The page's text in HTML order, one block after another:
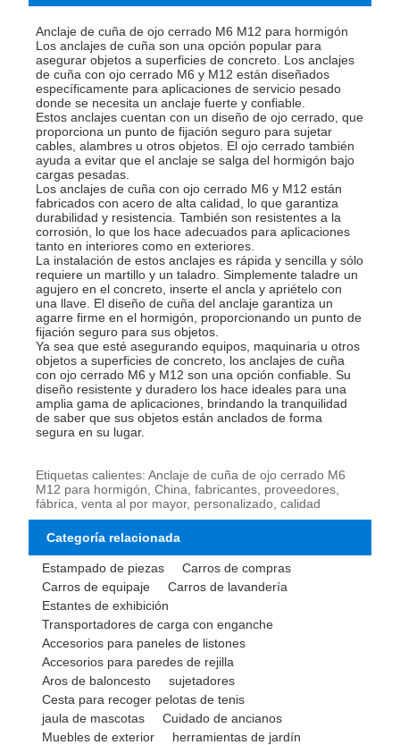
Anclaje de cuña de ojo cerrado M6 M12 para hormigón
Los anclajes de cuña son una opción popular para
asegurar objetos a superficies de concreto. Los anclajes
de cuña con ojo cerrado M6 y M12 están diseñados
específicamente para aplicaciones de servicio pesado
donde se necesita un anclaje fuerte y confiable.
Estos anclajes cuentan con un diseño de ojo cerrado, que
proporciona un punto de fijación seguro para sujetar
cables, alambres u otros objetos. El ojo cerrado también
ayuda a evitar que el anclaje se salga del hormigón bajo
cargas pesadas.
Los anclajes de cuña con ojo cerrado M6 y M12 están
fabricados con acero de alta calidad, lo que garantiza
durabilidad y resistencia. También son resistentes a la
corrosión, lo que los hace adecuados para aplicaciones
tanto en interiores como en exteriores.
La instalación de estos anclajes es rápida y sencilla y sólo
requiere un martillo y un taladro. Simplemente taladre un
agujero en el concreto, inserte el ancla y apriételo con
una llave. El diseño de cuña del anclaje garantiza un
agarre firme en el hormigón, proporcionando un punto de
fijación seguro para sus objetos.
Ya sea que esté asegurando equipos, maquinaria u otros
objetos a superficies de concreto, los anclajes de cuña
con ojo cerrado M6 y M12 son una opción confiable. Su
diseño resistente y duradero los hace ideales para una
amplia gama de aplicaciones, brindando la tranquilidad
de saber que sus objetos están anclados de forma
segura en su lugar.
Etiquetas calientes: Anclaje de cuña de ojo cerrado M6
M12 para hormigón, China, fabricantes, proveedores,
fábrica, venta al por mayor, personalizado, calidad
Categoría relacionada
Estampado de piezas
Carros de compras
Carros de equipaje
Carros de lavandería
Estantes de exhibición
Transportadores de carga con enganche
Accesorios para paneles de listones
Accesorios para paredes de rejilla
Aros de baloncesto
sujetadores
Cesta para recoger pelotas de tenis
jaula de mascotas
Cuidado de ancianos
Muebles de exterior
herramientas de jardín